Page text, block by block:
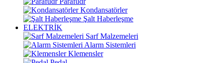
Kondansatörler
Şalt Haberleşme
ELEKTRİK
Sarf Malzemeleri
Alarm Sistemleri
Klemensler